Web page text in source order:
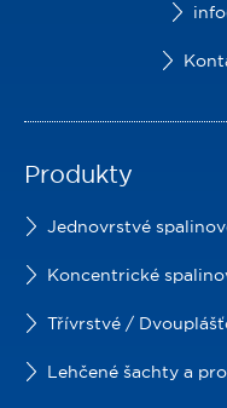
Produkty
Jednovrstvé
Koncentrické
Třívrstvé /
Lehčené šachty a